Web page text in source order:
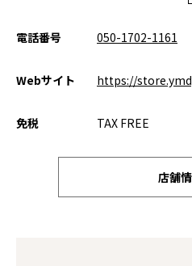
電話番号 050-1702-1161
Webサイト https://
免税 TAX FREE
店舗